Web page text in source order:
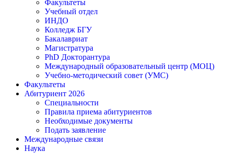
Факультеты
Учебный отдел
ИНДО
Колледж БГУ
Бакалавриат
Магистратура
PhD Докторантура
Международный образовательный центр (МОЦ)
Учебно-методический совет (УМС)
Факультеты
Абитуриент 2026
Специальности
Правила приема абитуриентов
Необходимые документы
Подать заявление
Международные связи
Наука